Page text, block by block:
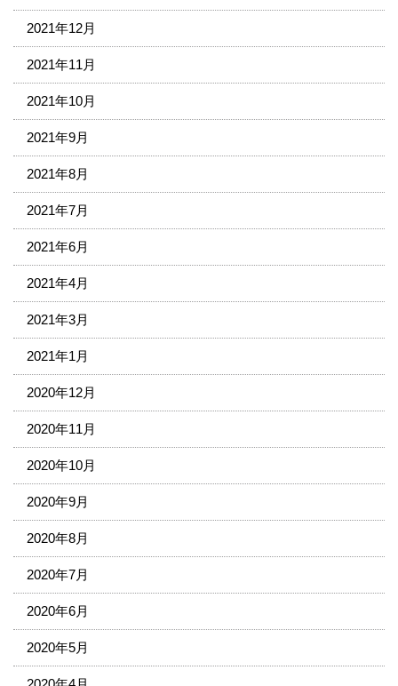
2021年12月
2021年11月
2021年10月
2021年9月
2021年8月
2021年7月
2021年6月
2021年4月
2021年3月
2021年1月
2020年12月
2020年11月
2020年10月
2020年9月
2020年8月
2020年7月
2020年6月
2020年5月